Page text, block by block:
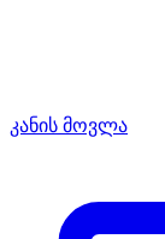
კანის მოვლა